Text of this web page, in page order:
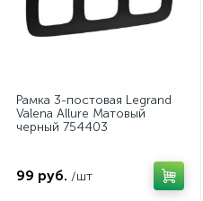
Рамка 3-постовая Legrand
Valena Allure Матовый
черный 754403
99 руб. /шт